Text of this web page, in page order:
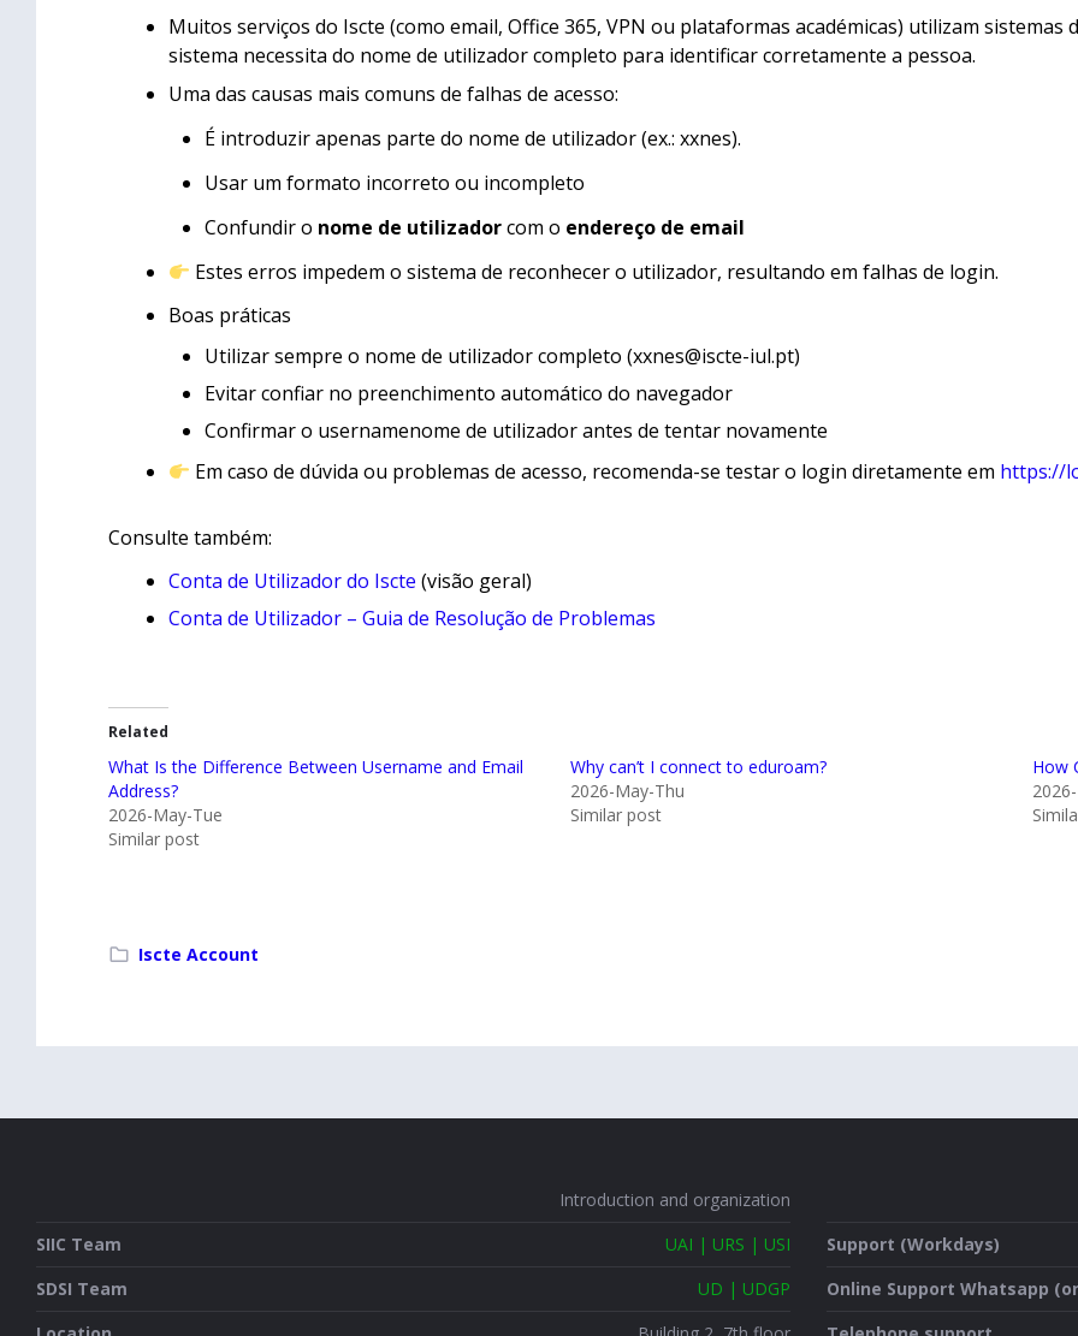
Muitos serviços do Iscte (como email, Office 365, VPN ou plataformas académicas) utilizam sistemas
sistema necessita do nome de utilizador completo para identificar corretamente a pessoa.
Uma das causas mais comuns de falhas de acesso:
É introduzir apenas parte do nome de utilizador (ex.: xxnes).
Usar um formato incorreto ou incompleto
Confundir o nome de utilizadorcom o endereço de email
Estes erros impedem o sistema de reconhecer o utilizador, resultando em falhas de login.
Boas práticas
Utilizar sempre o nome de utilizador completo (xxnes@iscte-iul.pt)
Evitar confiar no preenchimento automático do navegador
Confirmar o usernamenome de utilizador antes de tentar novamente
Em caso de dúvida ou problemas de acesso, recomenda-se testar o login diretamente em https://
Consulte também:
Conta de Utilizador do Iscte (visão geral)
Conta de Utilizador – Guia de Resolução de Problemas
Related
What Is the Difference Between Username and Email
Address?
2026-May-Tue
Similar post
Why can’t I connect to eduroam?
2026-May-Thu
Similar post
How
Iscte Account
Introduction and organization
SIIC Team
UAI | URS | USI
SDSI Team
UD | UDGP
Support (Workdays)
Online Support Whatsapp